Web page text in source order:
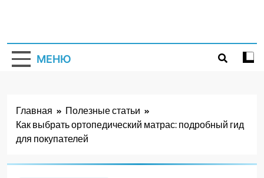
МЕНЮ
Главная
Полезные статьи
Как выбрать ортопедический матрас: подробный гид
для покупателей